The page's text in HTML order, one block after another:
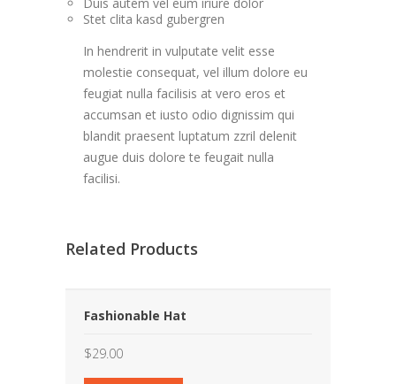
Stet clita kasd gubergren
In hendrerit in vulputate velit esse
molestie consequat, vel illum dolore eu
feugiat nulla facilisis at vero eros et
accumsan et iusto odio dignissim qui
blandit praesent luptatum zzril delenit
augue duis dolore te feugait nulla
facilisi.
Related Products
Fashionable Hat
$29.00